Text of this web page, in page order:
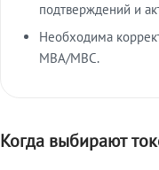
подтверждений и
Необходима
МВА/МВС.
Когда выбирают